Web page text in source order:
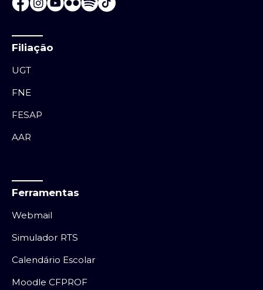
Filiação
UGT
FNE
FESAP
AAR
Ferramentas
Webmail
Simulador RTS
Calendário Escolar
Moodle CFPROF